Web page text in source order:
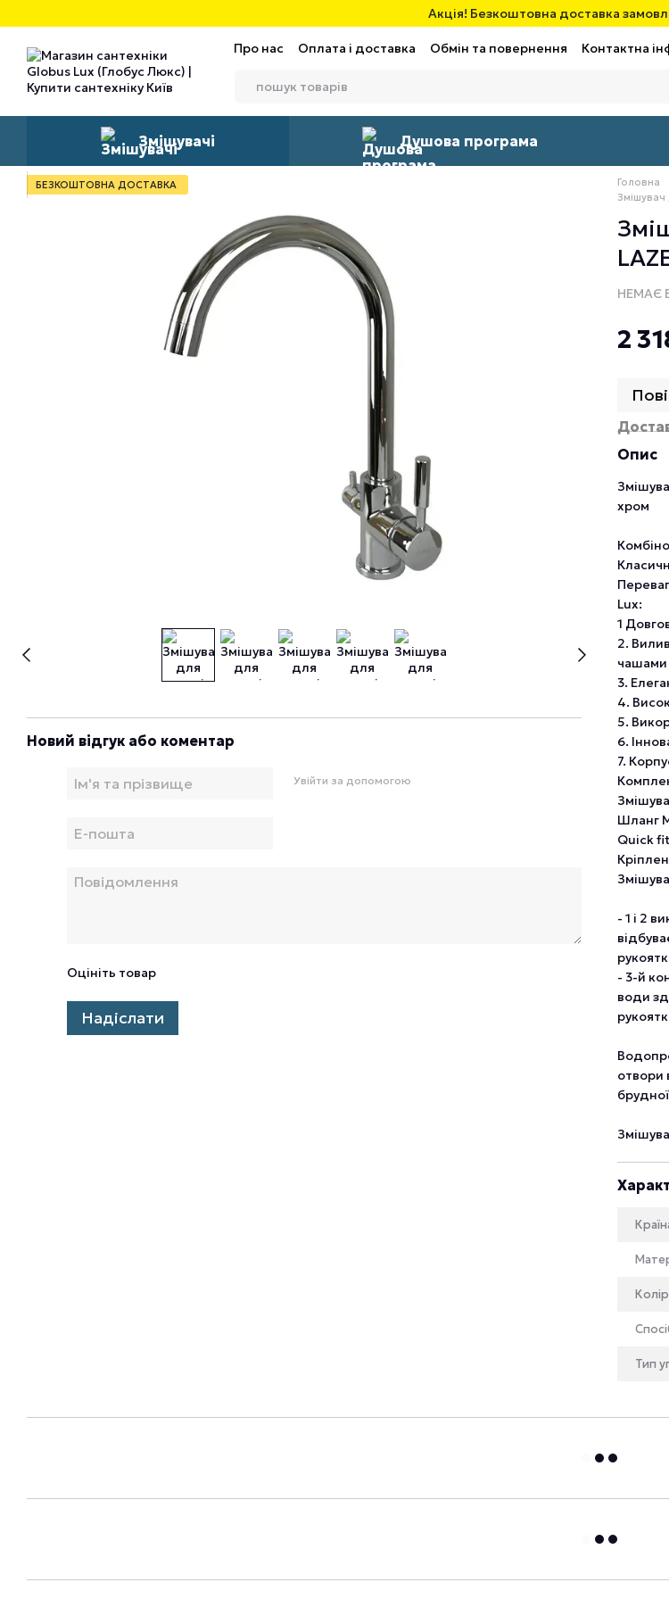
Акція! Безкоштовна доставка
Про нас Оплата і доставка Обмін та повернення Контактна
Змішувачі Душова програма
БЕЗКОШТОВНА ДОСТАВКА
Новий відгук або коментар
Увійти за допомогою
Оцініть товар
Надіслати
Головна
Змішувач
НЕМАЄ
2
Опис
хром
Lux:
1
2.
чашами
3.
4.
5.
6.
7.
Шланг
Quick
- 1 і 2
- 3-й
води
отвори
Колір
Тип